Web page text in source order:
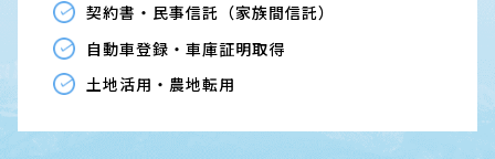
契約書・民事信託（家族間信託）
自動車登録・車庫証明取得
土地活用・農地転用